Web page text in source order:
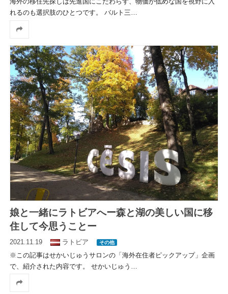
れるのも選択肢のひとつです。 バルト三…
娘と一緒にラトビアへー森と湖の美しい国に移
住して今思うことー
2021.11.19 ラトビア その他
※この記事はせかいじゅうサロンの「海外在住者ピックアップ」企画
で、紹介された内容です。 せかいじゅう